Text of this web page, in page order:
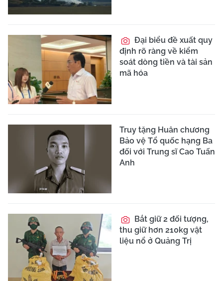
Đại biểu đề xuất quy
định rõ ràng về kiểm
soát dòng tiền và tài sản
mã hóa
Truy tặng Huân chương
Bảo vệ Tổ quốc hạng Ba
đối với Trung sĩ Cao Tuấn
Anh
Bắt giữ 2 đối tượng,
thu giữ hơn 210kg vật
liệu nổ ở Quảng Trị